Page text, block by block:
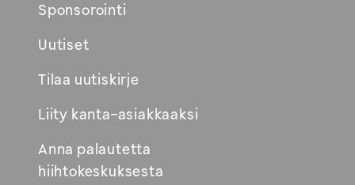
Sponsorointi
Uutiset
Tilaa uutiskirje
Liity kanta-asiakkaaksi
Anna palautetta
hiihtokeskuksesta